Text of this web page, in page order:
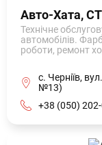
Авто-Хата,
Технічне
автомобілів. Фарбування, рихтування, зварювальні
роботи, ремонт
с. Черніїв,
№13)
+38 (050)